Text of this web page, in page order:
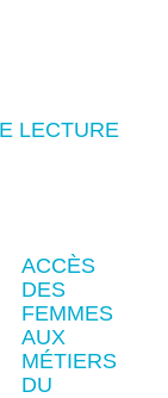
LECTURE
ACCÈS
DES
FEMMES
AUX
MÉTIERS
DU